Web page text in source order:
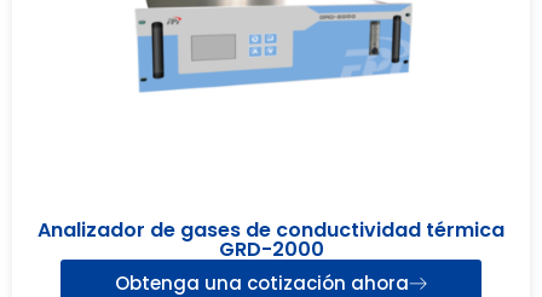
Analizador de gases de conductividad térmica
GRD-2000
Obtenga una cotización ahora